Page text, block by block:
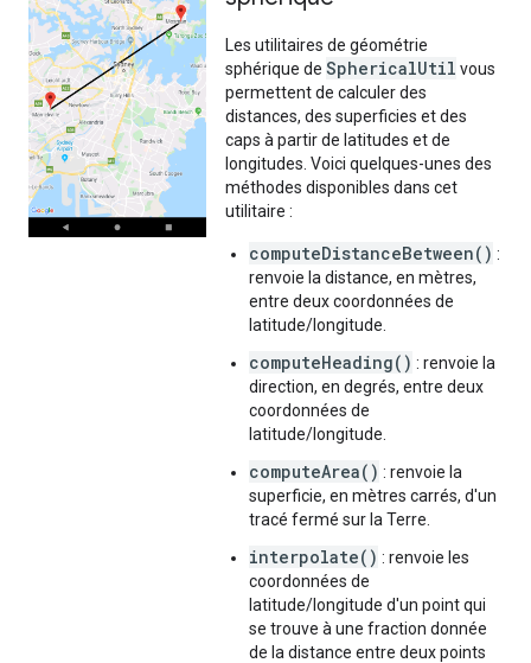
Les utilitaires de géométrie
sphérique de SphericalUtil vous
permettent de calculer des
distances, des superficies et des
caps à partir de latitudes et de
longitudes. Voici quelques-unes des
méthodes disponibles dans cet
utilitaire :
computeDistanceBetween() :
renvoie la distance, en mètres,
entre deux coordonnées de
latitude/longitude.
computeHeading() : renvoie la
direction, en degrés, entre deux
coordonnées de
latitude/longitude.
computeArea() : renvoie la
superficie, en mètres carrés, d'un
tracé fermé sur la Terre.
interpolate() : renvoie les
coordonnées de
latitude/longitude d'un point qui
se trouve à une fraction donnée
de la distance entre deux points